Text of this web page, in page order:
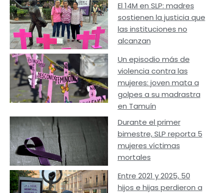
El 14M en SLP: madres
sostienen la justicia que
las instituciones no
alcanzan
Un episodio más de
violencia contra las
mujeres: joven mata a
golpes a su madrastra
en Tamuín
Durante el primer
bimestre, SLP reporta 5
mujeres víctimas
mortales
Entre 2021 y 2025, 50
hijos e hijas perdieron a